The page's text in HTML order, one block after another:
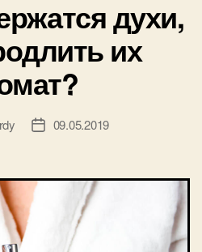
–
в
духи,
их
Дата09.05.2019